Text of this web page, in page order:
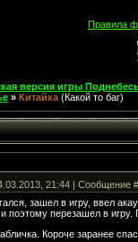
Правила
версия игры
» Китайка (Какой то баг)
21:44 | Сообщение
зашел в игру, ввел
поэтому перезашел в
Короче заранее